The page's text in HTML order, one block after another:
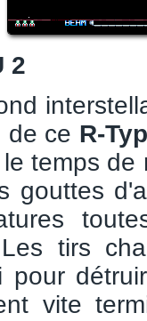
2
de ce R-
temps de
gouttes
tirs
pour
vite